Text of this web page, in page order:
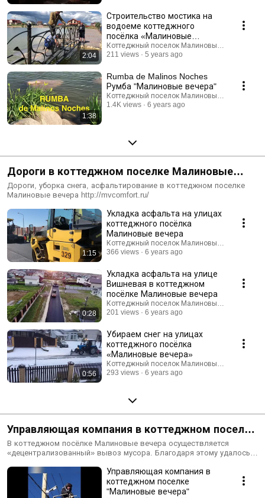
2:04
Строительство мостика на
водоеме коттеджного
посёлка «Малиновые
вечера»
Коттеджный поселок Малиновые вечера
211 views
5 years ago
1:38
Rumba de Malinos Noches
Румба "Малиновые вечера"
Коттеджный поселок Малиновые вечера
1.4K views
6 years ago
Дороги в коттеджном поселке Малиновые
вечера
Дороги, уборка снега, асфальтирование в коттеджном поселке
Малиновые вечера http://mvcomfort.ru/
1:15
Укладка асфальта на улицах
коттеджного посёлка
Малиновые вечера
Коттеджный поселок Малиновые вечера
366 views
6 years ago
0:28
Укладка асфальта на улице
Вишневая в коттеджном
посёлке Малиновые вечера
Коттеджный поселок Малиновые вечера
201 views
6 years ago
0:56
Убираем снег на улицах
коттеджного посёлка
«Малиновые вечера»
Коттеджный поселок Малиновые вечера
293 views
6 years ago
Управляющая компания в коттеджном поселке
"Малиновые вечера"
В коттеджном посёлке Малиновые вечера осуществляется
«децентрализованный» вывоз мусора. Благодаря этому удалось
территории посёлка около частных земельных участков и жилых
домов #вывозмусора #жилойдом #жилыедома
#земельныйучасток #земельныеучастки #коттеджныйпоселок
Управляющая компания в
коттеджном поселке
"Малиновые вечера"